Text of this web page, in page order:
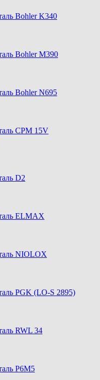
Bohler K340
Bohler M390
Bohler N695
CPM 15V
D2
ELMAX
NIOLOX
PGK (LO-S 2895)
RWL 34
Р6М5